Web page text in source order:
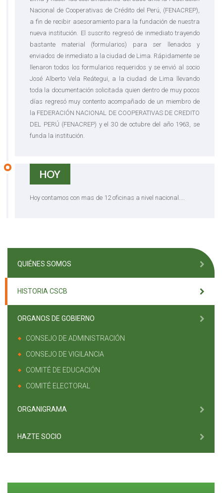
Nacional de Cooperativas de Crédito del Perú, (FENACREP),
a fin de recibir asesoramiento para la fundación de nuestra
nueva institución. El suscrito regresó de inmediato trayendo
bastante material (formularios) para ser llenados y
enviados de inmediato a la ciudad de Lima. Rápidamente se
llenaron todos los formularios requeridos y se envió al socio
José Alberto Vela Reátegui, a la ciudad de Lima llevando
toda la documentación solicitada quien dentro de muy pocos
días regresó muy contento acompañado de un miembro de
la FEDERACIÓN NACIONAL DE COOPERATIVAS DE CREDITO
DEL PERÚ (FENACREP) y el 30 de octubre del año 1963, se
funda la institución.
HOY
Hoy contamos con mas de 12 oficinas a nivel nacional....
QUIÉNES SOMOS
HISTORIA CSCB
ORGANOS DE GOBIERNO
CONSEJO DE ADMINISTRACIÓN
CONSEJO DE VIGILANCIA
COMITÉ DE EDUCACIÓN
COMITÉ ELECTORAL
ORGANIGRAMA
HAZTE SOCIO